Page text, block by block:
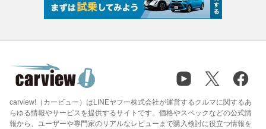
carview!（カービュー）はLINEヤフー株式会社が運営するクルマに関するあ
らゆる情報やサービスを提供するサイトです。価格やスペックなどの公式情
報から、ユーザーや専門家のリアルなレビューまで購入検討に役立つ情報を